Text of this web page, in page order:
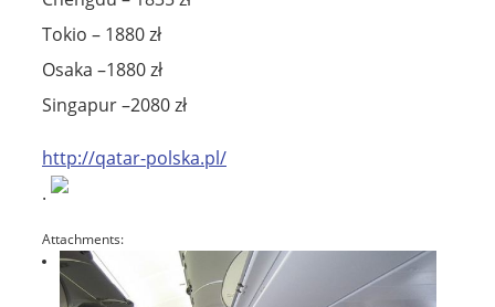
Tokio – 1880 zł
Osaka –1880 zł
Singapur –2080 zł
http://qatar-polska.pl/
.
Attachments: